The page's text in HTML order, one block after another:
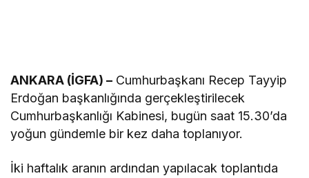
ANKARA (İGFA) – Cumhurbaşkanı Recep Tayyip
Erdoğan başkanlığında gerçekleştirilecek
Cumhurbaşkanlığı Kabinesi, bugün saat 15.30’da
yoğun gündemle bir kez daha toplanıyor.
İki haftalık aranın ardından yapılacak toplantıda